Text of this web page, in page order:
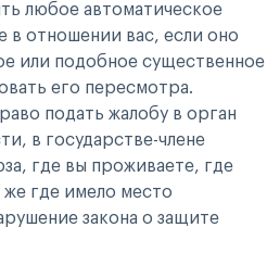
любое автоматическое
в отношении вас, если оно
или подобное существенное
его пересмотра.
подать жалобу в орган
в государстве-члене
где вы проживаете, где
где имело место
закона о защите